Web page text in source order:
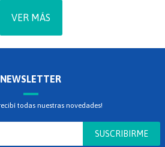
VER MÁS
NEWSLETTER
todas nuestras novedades!
SUSCRIBIRME